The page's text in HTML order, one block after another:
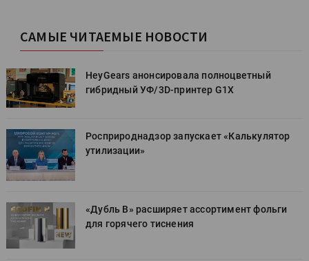
САМЫЕ ЧИТАЕМЫЕ НОВОСТИ
HeyGears анонсировала полноцветный
гибридный УФ/3D-принтер G1X
Росприроднадзор запускает «Калькулятор
утилизации»
«Дубль В» расширяет ассортимент фольги
для горячего тиснения